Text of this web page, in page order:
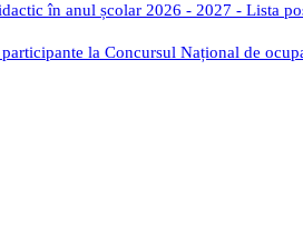
în anul școlar 2026 - 2027 - Lista
la Concursul Național de